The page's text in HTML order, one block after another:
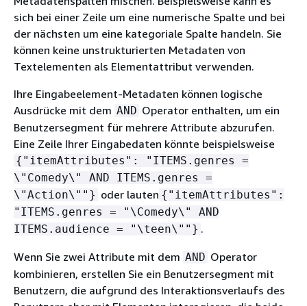
sich bei einer Zeile um eine numerische Spalte und bei
der nächsten um eine kategoriale Spalte handeln. Sie
können keine unstrukturierten Metadaten von
Textelementen als Elementattribut verwenden.
Ihre Eingabeelement-Metadaten können logische
Ausdrücke mit dem AND Operator enthalten, um ein
Benutzersegment für mehrere Attribute abzurufen.
Eine Zeile Ihrer Eingabedaten könnte beispielsweise
{ "itemAttributes": "ITEMS.genres =
\"Comedy\" AND ITEMS.genres =
\"Action\""} oder lauten { "itemAttributes":
"ITEMS.genres = "\Comedy\" AND
ITEMS.audience = "\teen\""} .
Wenn Sie zwei Attribute mit dem AND Operator
kombinieren, erstellen Sie ein Benutzersegment mit
Benutzern, die aufgrund des Interaktionsverlaufs des